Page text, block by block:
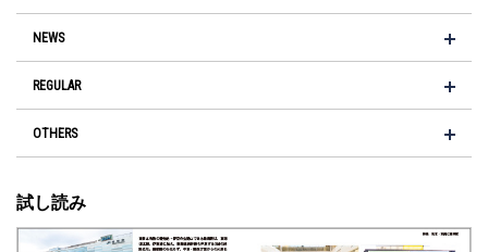
NEWS
REGULAR
OTHERS
試し読み